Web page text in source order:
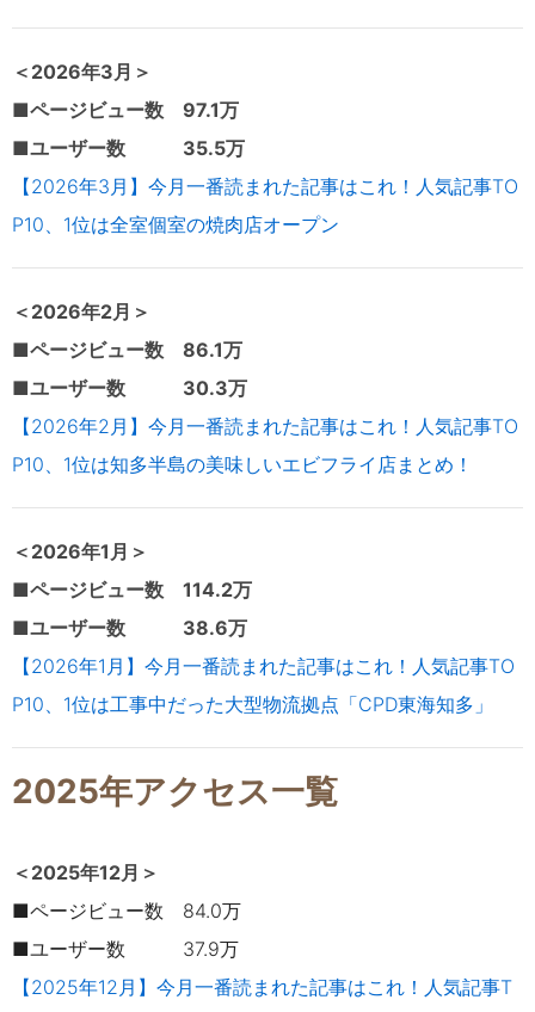
＜2026年3月＞
■ページビュー数 97.1万
■ユーザー数 35.5万
【2026年3月】今月一番読まれた記事はこれ！人気記事TO
P10、1位は全室個室の焼肉店オープン
＜2026年2月＞
■ページビュー数 86.1万
■ユーザー数 30.3万
【2026年2月】今月一番読まれた記事はこれ！人気記事TO
P10、1位は知多半島の美味しいエビフライ店まとめ！
＜2026年1 月＞
■ページビュー数 114.2万
■ユーザー数 38.6万
【2026年1月】今月一番読まれた記事はこれ！人気記事TO
P10、1位は工事中だった大型物流拠点「CPD東海知多」
2025年アクセス一覧
＜2025年12月＞
■ページビュー数 84.0万
■ユーザー数 37.9万
【2025年12月】今月一番読まれた記事はこれ！人気記事T